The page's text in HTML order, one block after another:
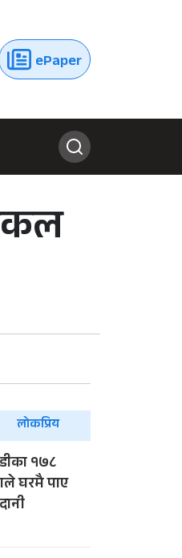
ePaper
लोकप्रिय
१७८
घरमै पाए